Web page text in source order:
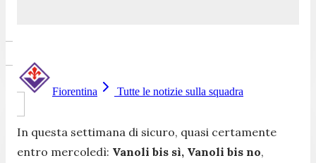
Fiorentina Tutte le notizie sulla squadra
In questa settimana di sicuro, quasi certamente
entro mercoledì: Vanoli bis sì, Vanoli bis no,